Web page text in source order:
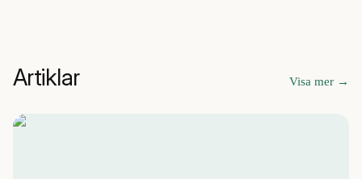
Artiklar Visa mer →